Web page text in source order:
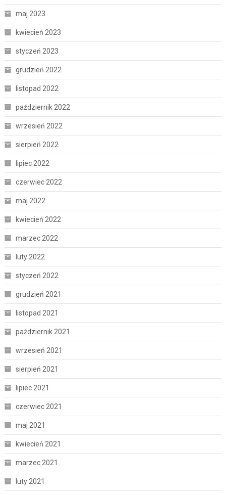
maj 2023
kwiecień 2023
styczeń 2023
grudzień 2022
listopad 2022
październik 2022
wrzesień 2022
sierpień 2022
lipiec 2022
czerwiec 2022
maj 2022
kwiecień 2022
marzec 2022
luty 2022
styczeń 2022
grudzień 2021
listopad 2021
październik 2021
wrzesień 2021
sierpień 2021
lipiec 2021
czerwiec 2021
maj 2021
kwiecień 2021
marzec 2021
luty 2021